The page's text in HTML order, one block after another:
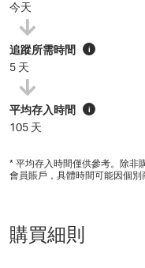
今天
追蹤所需時間 i
5 天
平均存入時間 i
105 天
* 平均存入時間僅供參考。除非
會員賬戶，具體時間可能因個別
購買細則